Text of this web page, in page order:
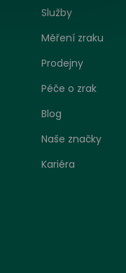
Služby
Měření zraku
Prodejny
Péče o zrak
Blog
Naše značky
Kariéra